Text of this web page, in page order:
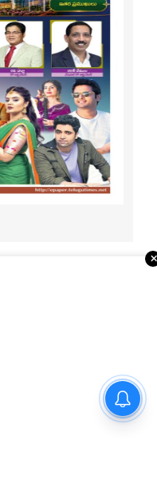
house in the USA.